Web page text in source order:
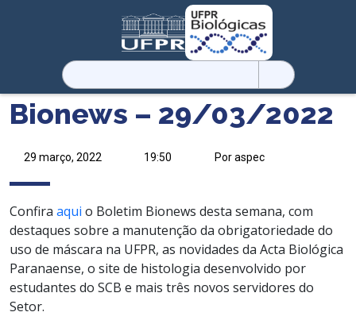
Pesquisar
por:
Bionews – 29/03/2022
29 março, 2022 19:50 Por aspec
Confira aqui o Boletim Bionews desta semana, com
destaques sobre a manutenção da obrigatoriedade do
uso de máscara na UFPR, as novidades da Acta Biológica
Paranaense, o site de histologia desenvolvido por
estudantes do SCB e mais três novos servidores do
Setor.